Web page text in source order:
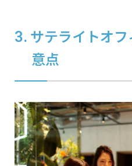
サテライトオ
意点